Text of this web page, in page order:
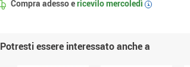
Compra adesso ericevilomercoledì i
Potresti essere interessato anche a